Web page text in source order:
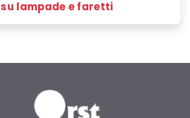
lampade e faretti